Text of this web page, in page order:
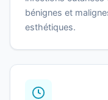
bénignes et
esthétiques.